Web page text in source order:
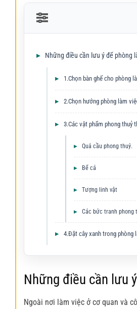
Những điều cần lưu ý để phòng
1.Chọn bàn ghế cho phòng
2.Chọn hướng phòng làm
3.Các vật phẩm phong thuỷ
Quả cầu phong thuỷ.
Bể cá
Tượng linh vật
Các bức tranh phong
4.Đặt cây xanh trong phòng
Những điều cần lưu
Ngoài nơi làm việc ở cơ quan và